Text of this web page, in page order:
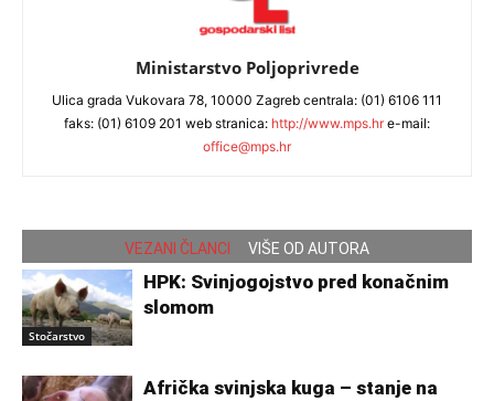
Ministarstvo Poljoprivrede
Ulica grada Vukovara 78, 10000 Zagreb centrala: (01) 6106 111
faks: (01) 6109 201 web stranica: http://www.mps.hre-mail:
office@mps.hr
VEZANI ČLANCI VIŠE OD AUTORA
Stočarstvo
HPK: Svinjogojstvo pred konačnim
slomom
Afrička svinjska kuga – stanje na